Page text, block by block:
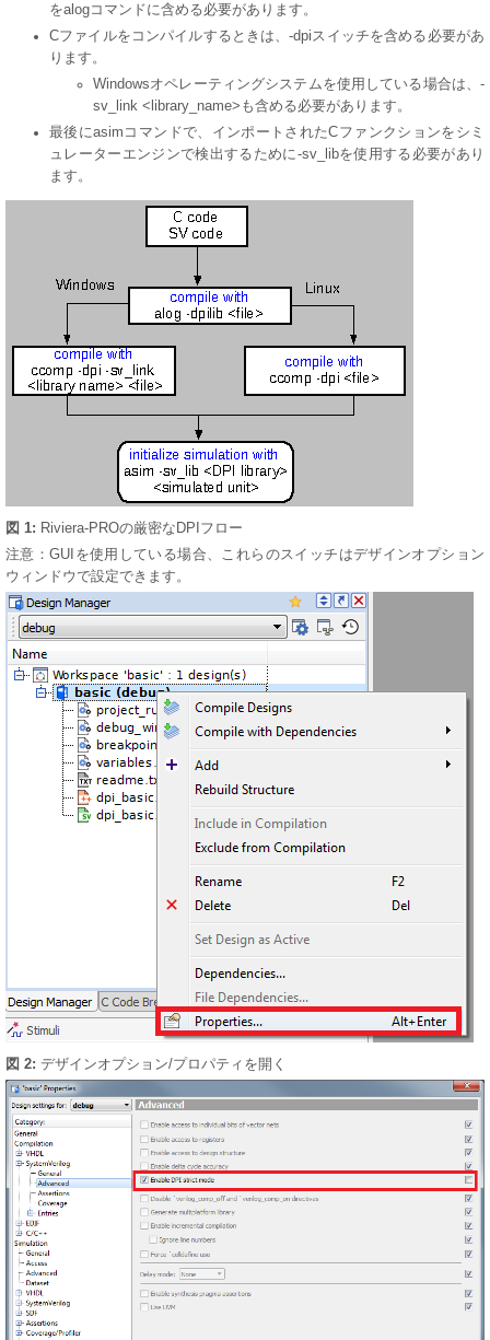
をalogコマンドに含める必要があります。
Cファイルをコンパイルするときは、-dpiスイッチを含める必要があ
ります。
Windowsオペレーティングシステムを使用している場合は、-
sv_link <library_name>も含める必要があります。
最後にasimコマンドで、インポートされたCファンクションをシミ
ュレーターエンジンで検出するために-sv_libを使用する必要があり
ます。
図 1: Riviera-PROの厳密なDPIフロー
注意：GUIを使用している場合、これらのスイッチはデザインオプション
ウィンドウで設定できます。
図 2: デザインオプション/プロパティを開く